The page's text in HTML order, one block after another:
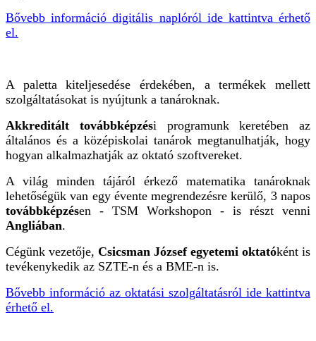
Bővebb információ digitális naplóról ide kattintva érhető
el.
A paletta kiteljesedése érdekében, a termékek mellett
szolgáltatásokat is nyújtunk a tanároknak.
Akkreditált továbbképzési programunk keretében az
általános és a középiskolai tanárok megtanulhatják, hogy
hogyan alkalmazhatják az oktató szoftvereket.
A világ minden tájáról érkező matematika tanároknak
lehetőségük van egy évente megrendezésre kerülő, 3 napos
továbbképzésen - TSM Workshopon - is részt venni
Angliában.
Cégünk vezetője, Csicsman József egyetemi oktatóként is
tevékenykedik az SZTE-n és a BME-n is.
Bővebb információ az oktatási szolgáltatásról ide kattintva
érhető el.